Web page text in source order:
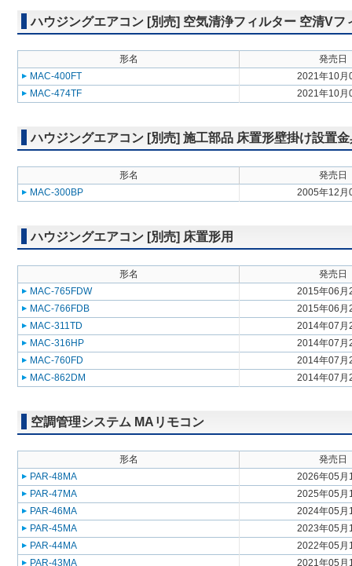
ハウジングエアコン [別売] 空気清浄フィルター 空清Vフ
形名
発売日
MAC-400FT
2021年10月
MAC-474TF
2021年10月
ハウジングエアコン [別売] 施工部品 床置形壁掛け設置金
形名
発売日
MAC-300BP
2005年12月
ハウジングエアコン [別売] 床置形用
形名
発売日
MAC-765FDW
2015年06月
MAC-766FDB
2015年06月
MAC-311TD
2014年07月
MAC-316HP
2014年07月
MAC-760FD
2014年07月
MAC-862DM
2014年07月
空調管理システム MAリモコン
形名
発売日
PAR-48MA
2026年05月
PAR-47MA
2025年05月
PAR-46MA
2024年05月
PAR-45MA
2023年05月
PAR-44MA
2022年05月
PAR-43MA
2021年05月